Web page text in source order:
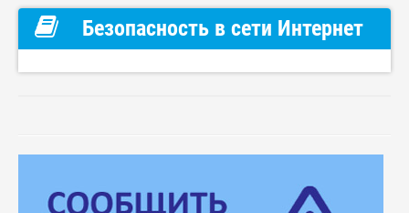
Безопасность в сети Интернет